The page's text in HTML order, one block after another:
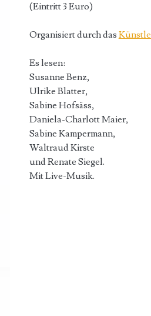
(Eintritt 3 Euro)
Organisiert durch das
Es lesen:
Susanne Benz,
Ulrike Blatter,
Sabine Hofsäss,
Daniela-Charlott Maier,
Sabine Kampermann,
Waltraud Kirste
und Renate Siegel.
Mit Live-Musik.